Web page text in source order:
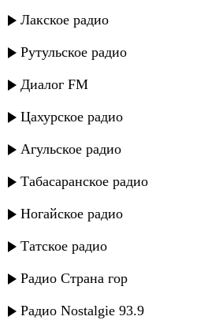
Лакское радио
Рутульское радио
Диалог FM
Цахурское радио
Агульское радио
Табасаранское радио
Ногайское радио
Татское радио
Радио Страна гор
Радио Nostalgie 93.9
---
Русское радио